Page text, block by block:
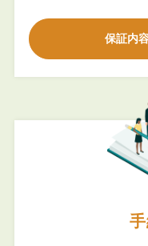
保証内